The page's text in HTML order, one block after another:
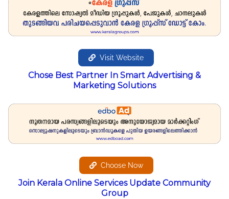
Visit Website
Chose Best Partner In Smart Advertising &
Marketing Solutions
Choose Now
Join Kerala Online Services Update Community
Group